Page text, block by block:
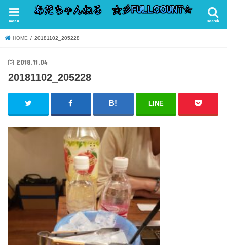
search
menu
HOME 20181102_205228
2018.11.04
20181102_205228
LINE